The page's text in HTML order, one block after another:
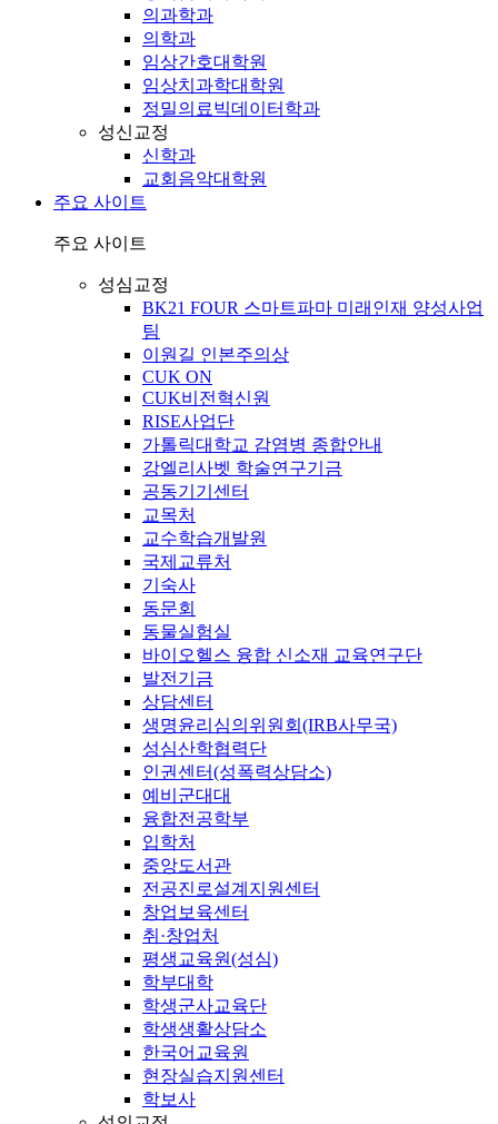
의과학과
의학과
임상간호대학원
임상치과학대학원
정밀의료빅데이터학과
성신교정
신학과
교회음악대학원
주요 사이트
주요 사이트
성심교정
BK21 FOUR 스마트파마 미래인재 양성사업
팀
이원길 인본주의상
CUK ON
CUK비전혁신원
RISE사업단
가톨릭대학교 감염병 종합안내
강엘리사벳 학술연구기금
공동기기센터
교목처
교수학습개발원
국제교류처
기숙사
동문회
동물실험실
바이오헬스 융합 신소재 교육연구단
발전기금
상담센터
생명윤리심의위원회(IRB사무국)
성심산학협력단
인권센터(성폭력상담소)
예비군대대
융합전공학부
입학처
중앙도서관
전공진로설계지원센터
창업보육센터
취·창업처
평생교육원(성심)
학부대학
학생군사교육단
학생생활상담소
한국어교육원
현장실습지원센터
학보사